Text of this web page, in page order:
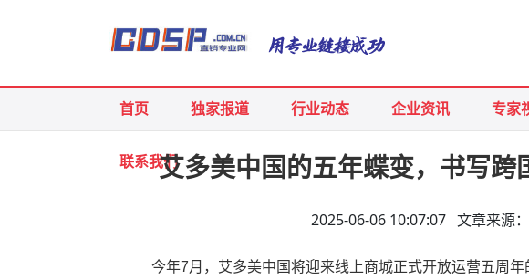
首页 独家报道 行业动态 企业资讯 专家
联系我们艾多美中国的五年蝶变，书写跨
2025-06-06 10:07:07 文章来源
今年7月，艾多美中国将迎来线上商城正式开放运营五周